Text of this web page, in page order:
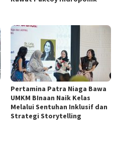
Pertamina Patra Niaga Bawa
UMKM BInaan Naik Kelas
Melalui Sentuhan Inklusif dan
Strategi Storytelling